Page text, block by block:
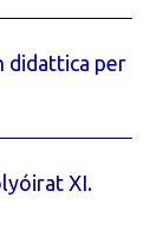
didattica per
XI.